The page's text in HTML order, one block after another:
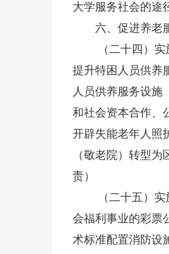
大学服务社会的途
六、促进养老
（二十四）
提升特困人员供养
人员供养服务设施
和社会资本合作、
开辟失能老年人照
（敬老院）转型
责）
（二十五）
会福利事业的彩票
术标准配置消防设